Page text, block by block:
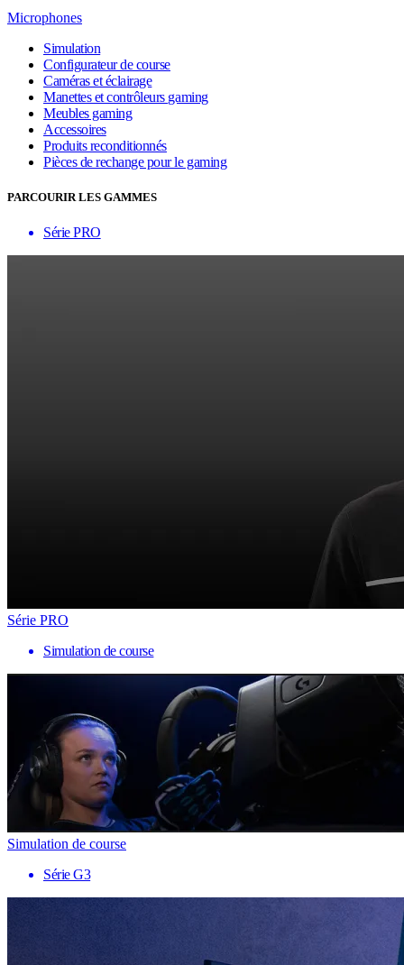
Microphones
Simulation
Configurateur de course
Caméras et éclairage
Manettes et contrôleurs gaming
Meubles gaming
Accessoires
Produits reconditionnés
Pièces de rechange pour le gaming
PARCOURIR LES GAMMES
Série PRO
Série PRO
Simulation de course
Simulation de course
Série G3